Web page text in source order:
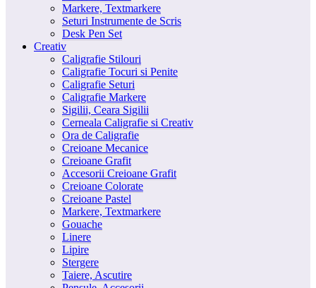
Markere, Textmarkere
Seturi Instrumente de Scris
Desk Pen Set
Creativ
Caligrafie Stilouri
Caligrafie Tocuri si Penite
Caligrafie Seturi
Caligrafie Markere
Sigilii, Ceara Sigilii
Cerneala Caligrafie si Creativ
Ora de Caligrafie
Creioane Mecanice
Creioane Grafit
Accesorii Creioane Grafit
Creioane Colorate
Creioane Pastel
Markere, Textmarkere
Gouache
Linere
Lipire
Stergere
Taiere, Ascutire